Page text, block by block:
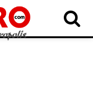
BATUBARA DELISERDANG